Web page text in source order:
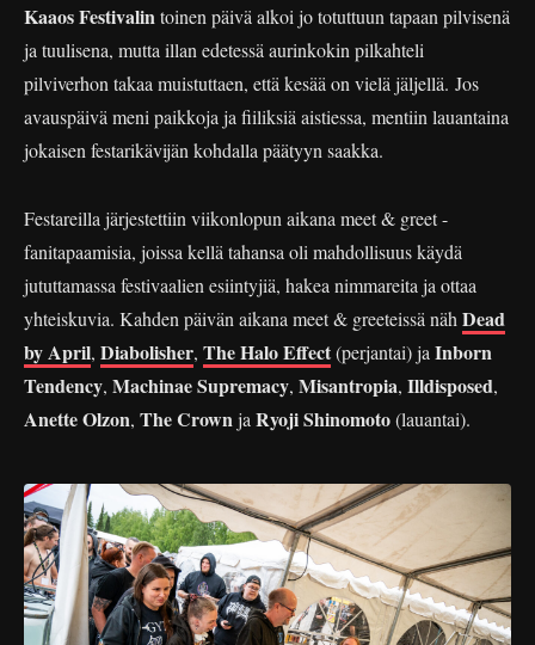
Kaaos Festivalin toinen päivä alkoi jo totuttuun tapaan pilvisenä
ja tuulisena, mutta illan edetessä aurinkokin pilkahteli
pilviverhon takaa muistuttaen, että kesää on vielä jäljellä. Jos
avauspäivä meni paikkoja ja fiiliksiä aistiessa, mentiin lauantaina
jokaisen festarikävijän kohdalla päätyyn saakka.
Festareilla järjestettiin viikonlopun aikana meet & greet -
fanitapaamisia, joissa kellä tahansa oli mahdollisuus käydä
jututtamassa festivaalien esiintyjiä, hakea nimmareita ja ottaa
yhteiskuvia. Kahden päivän aikana meet & greeteissä näh Dead
by April, Diabolisher, The Halo Effect(perjantai) ja Inborn
Tendency, Machinae Supremacy, Misantropia, Illdisposed,
Anette Olzon, The Crown ja Ryoji Shinomoto(lauantai).